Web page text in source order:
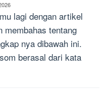
lagi dengan artikel
membahas tentang
nya dibawah ini.
berasal dari kata